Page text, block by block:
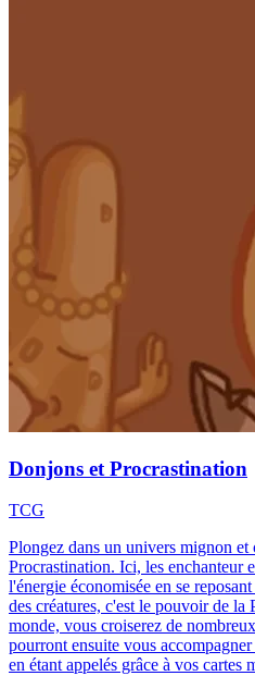
Donjons et Procrastination
TCG
Plongez dans un univers mignon
Procrastination. Ici, les enchanteur
l'énergie économisée en se
des créatures, c'est le pouvoir de
monde, vous croiserez de
pourront ensuite vous
en étant appelés grâce à vos cartes